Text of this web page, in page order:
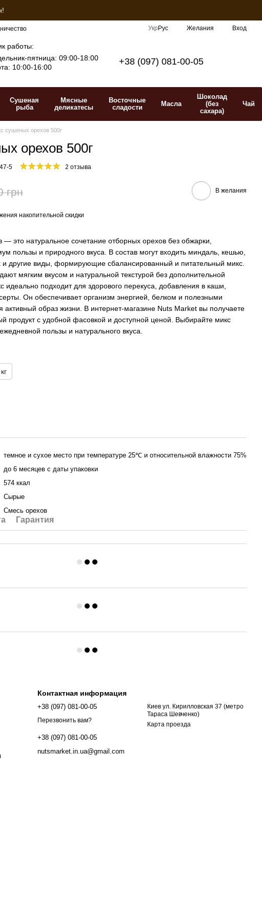
Укр Рус Желания Вход
работы:
пятница: 09:00-18:00
10:00-16:00
+38 (097) 081-00-05
Сушеная
рыба
Мясные
деликатесы
Восточные
сладости
Масла
Шоколад
(без
сахара)
Чай
сушеных орехов 500г
орехов 500г
5 2 отзыва
грн В желания
накопительной скидки
это натуральное сочетание отборных орехов без обжарки,
пользы и природного вкуса. В состав могут входить миндаль, кешью,
и другие виды, формирующие сбалансированный и питательный микс.
мягким вкусом и натуральной текстурой без дополнительной
идеально подходит для здорового перекуса, добавления в каши,
Он обеспечивает организм энергией, белком и полезными
образ жизни. В интернет-магазине Nuts Market вы получаете
продукт с удобной фасовкой и доступной ценой. Выбирайте микс
пользы и натурального вкуса.
темное и сухое место при температуре 25℃ и относительной влажности 75%
до 6 месяцев с даты упаковки
574 ккал
Сырые
Смесь орехов
Гарантия
Контактная информация
+38 (097) 081-00-05
Перезвонить вам?
+38 (097) 081-00-05
nutsmarket.in.ua@gmail.com
Киев ул. Кирилловская 37 (метро
Тараса Шевченко)
Карта проезда